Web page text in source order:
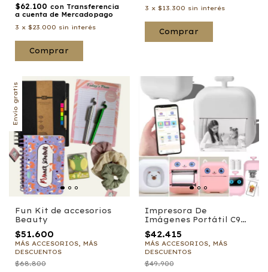
$62.100 con Transferencia
a cuenta de Mercadopago
3 x $23.000 sin interés
Comprar
3 x $13.300 sin interés
Comprar
Envío gratis
Fun Kit de accesorios
Beauty
$51.600
MÁS ACCESORIOS, MÁS
DESCUENTOS
$68.800
Impresora De
Imágenes Portátil C9
Wi-fi Usb
$42.415
MÁS ACCESORIOS, MÁS
DESCUENTOS
$49.900